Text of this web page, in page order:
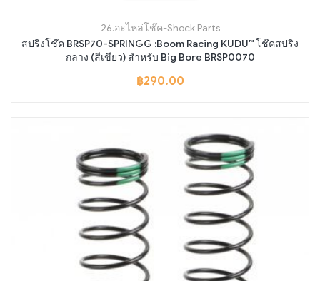
26.อะไหล่โช๊ค-Shock Parts
สปริงโช๊ค BRSP70-SPRINGG :Boom Racing KUDU™ โช๊คสปริง
กลาง (สีเขียว) สำหรับ Big Bore BRSP0070
฿290.00